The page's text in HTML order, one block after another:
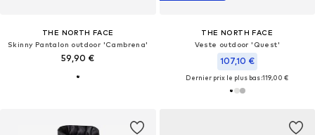
THE NORTH FACE
Skinny Pantalon outdoor 'Cambrena'
59,90 €
THE NORTH FACE
Veste outdoor 'Quest'
107,10 €
Dernier prix le plus bas :119,00 €